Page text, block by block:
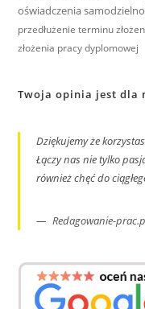
oświadczenia
przedłużenie terminu
złożenia pracy dyplomowej
Twoja opinia jest dla
Dziękujemy że
Łączy nas nie tylko
również chęć do
Redagowanie-